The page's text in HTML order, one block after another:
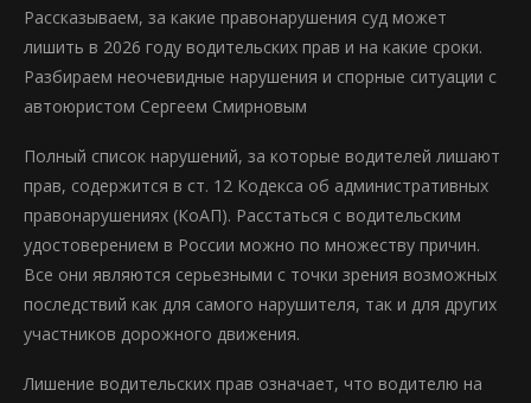
Рассказываем, за какие правонарушения суд может
лишить в 2026 году водительских прав и на какие сроки.
Разбираем неочевидные нарушения и спорные ситуации с
автоюристом Сергеем Смирновым
Полный список нарушений, за которые водителей лишают
прав, содержится в ст. 12 Кодекса об административных
правонарушениях (КоАП). Расстаться с водительским
удостоверением в России можно по множеству причин.
Все они являются серьезными с точки зрения возможных
последствий как для самого нарушителя, так и для других
участников дорожного движения.
Лишение водительских прав означает, что водителю на